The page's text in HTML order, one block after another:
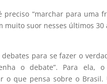
“marchar para uma
suor nesses últimos 30
para se fazer o
o debate”. Para ela,
o que pensa sobre o Brasil.